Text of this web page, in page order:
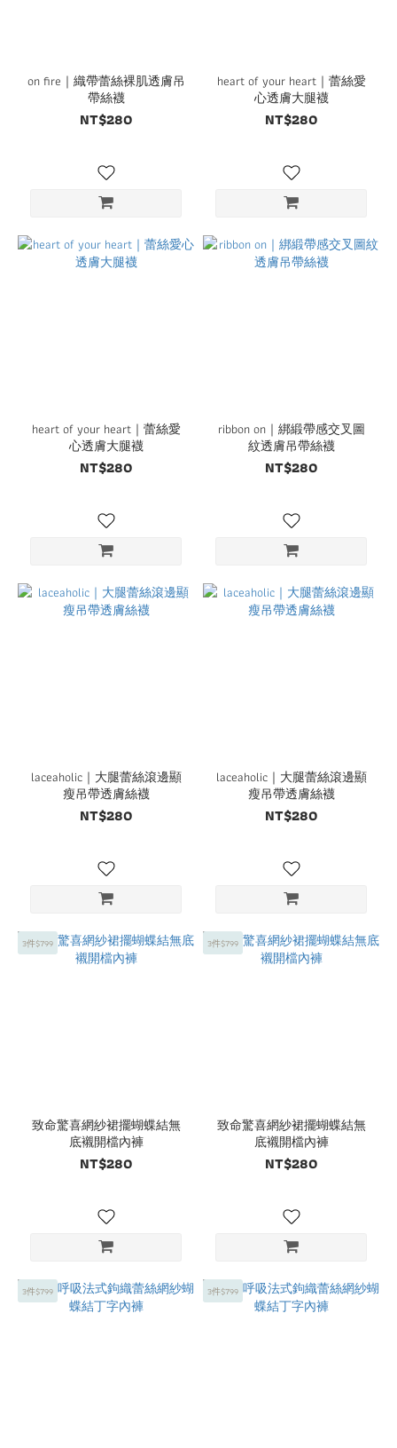
on fire｜織帶蕾絲裸肌透膚吊
帶絲襪
NT$280
heart of your heart｜蕾絲愛
心透膚大腿襪
NT$280
heart of your heart｜蕾絲愛
心透膚大腿襪
NT$280
ribbon on｜綁緞帶感交叉圖
紋透膚吊帶絲襪
NT$280
laceaholic｜大腿蕾絲滾邊顯
瘦吊帶透膚絲襪
NT$280
laceaholic｜大腿蕾絲滾邊顯
瘦吊帶透膚絲襪
NT$280
3件$799
致命驚喜網紗裙擺蝴蝶結無
底襯開檔內褲
NT$280
3件$799
致命驚喜網紗裙擺蝴蝶結無
底襯開檔內褲
NT$280
3件$799 3件$799